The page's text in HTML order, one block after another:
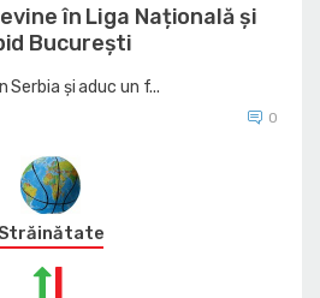
în Liga Națională și
București
și aduc un f...
0